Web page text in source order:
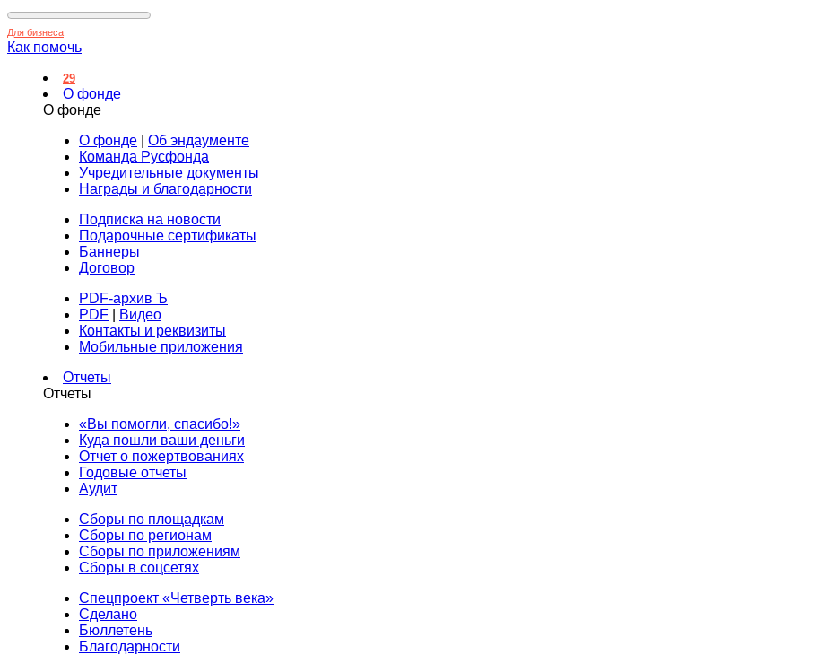
Для бизнеса
Как помочь
29
О фонде
О фонде
О фонде
Об эндаументе
Команда Русфонда
Учредительные документы
Награды и благодарности
Подписка на новости
Подарочные сертификаты
Баннеры
Договор
PDF-архив Ъ
PDF
Видео
Контакты и реквизиты
Мобильные приложения
Отчеты
Отчеты
«Вы помогли, спасибо!»
Куда пошли ваши деньги
Отчет о пожертвованиях
Годовые отчеты
Аудит
Сборы по площадкам
Сборы по регионам
Сборы по приложениям
Сборы в соцсетях
Спецпроект «Четверть века»
Сделано
Бюллетень
Благодарности